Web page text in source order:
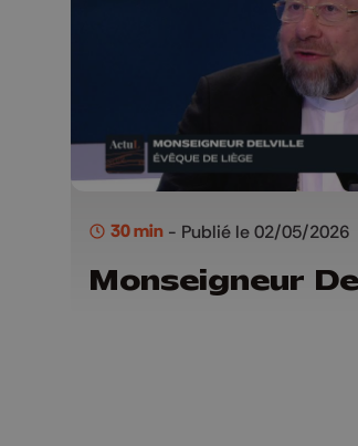
30 min - Publié le 02/05/2026
Monseigneur